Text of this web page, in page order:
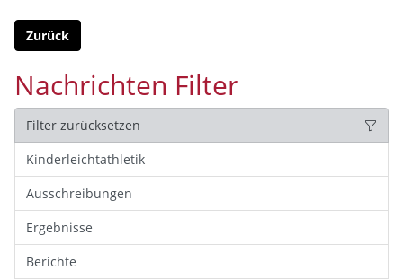
Zurück
Nachrichten Filter
Filter zurücksetzen
Kinderleichtathletik
Ausschreibungen
Ergebnisse
Berichte